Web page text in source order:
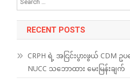
RECENT POSTS
CRPH ရဲ့ အငြင်းပွားဖွယ် CDM ဥပ
NUCC သဘောထား မေးမြန်းချက်